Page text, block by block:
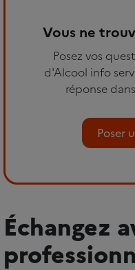
Vous ne
Posez vos
d'Alcool info
réponse
Poser
Échangez